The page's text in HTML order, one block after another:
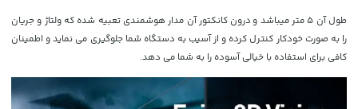
طول آن 5 متر میباشد و
درون کانکتور آن مدار هوشمندی تعبیه شده که ولتاژ و جریان
را به صورت خودکار کنترل کرده و از آسیب به دستگاه شما جلوگیری می نماید و اطمینان
کافی برای استفاده با خیالی آسوده را به شما می دهد.